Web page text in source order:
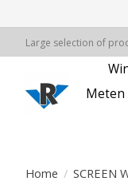
Large selection of
Home / SCREEN